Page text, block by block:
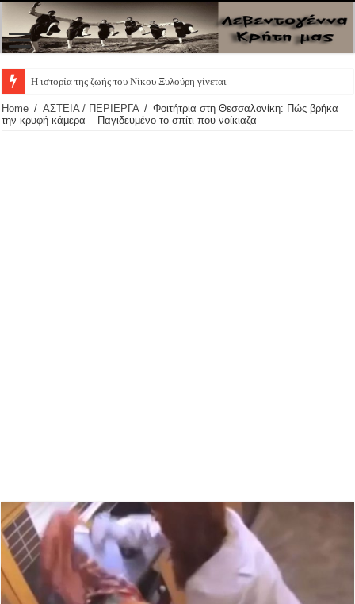
Η ιστορία της ζωής του Νίκου Ξυλούρη γίνεται θεατρικ
Home / ΑΣΤΕΙΑ / ΠΕΡΙΕΡΓΑ / Φοιτήτρια στη Θεσσαλονίκη: Πώς βρήκα
την κρυφή κάμερα – Παγιδευμένο το σπίτι που νοίκιαζα